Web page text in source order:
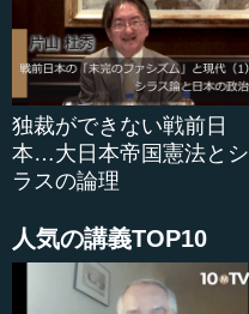
独裁ができない戦前日
本…大日本帝国憲法とシ
ラスの論理
人気の講義TOP10